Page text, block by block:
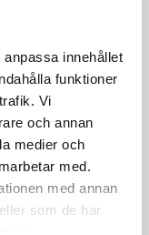
innehållet
funktioner
Vi
och annan
medier och
med.
med annan
som de har